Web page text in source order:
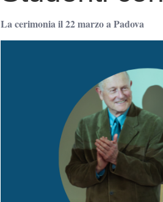
La cerimonia il 22 marzo a Padova